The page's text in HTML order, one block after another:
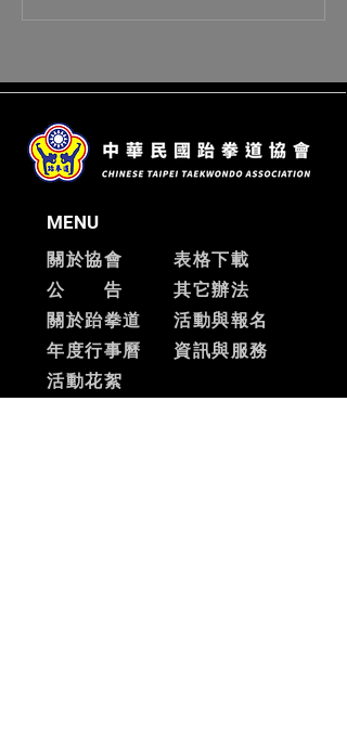
MENU
關於協會
公 告
關於跆拳道
​年度行事曆
​活動花絮
表格下載
其它辦法
活動與報名
資訊與服務